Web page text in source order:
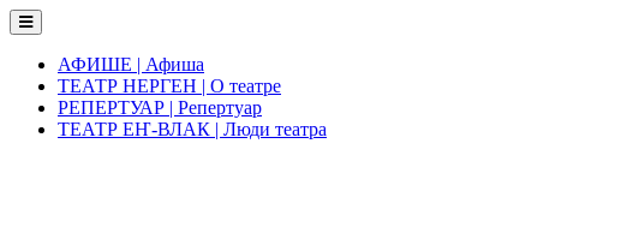
Skip
to
contentАФИШЕ | Афиша
ТЕАТР НЕРГЕН | О театре
РЕПЕРТУАР | Репертуар
ТЕАТР ЕҤ-ВЛАК | Люди театра